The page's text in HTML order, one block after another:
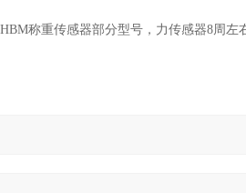
称重传感器部分型号，力传感器8周左